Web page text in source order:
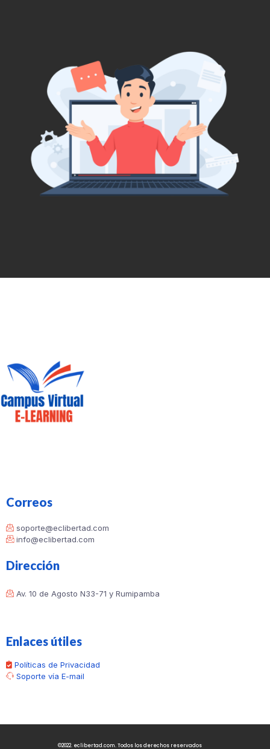
Correos
soporte@eclibertad.com
info@eclibertad.com
Dirección
Av. 10 de Agosto N33-71 y Rumipamba
Enlaces útiles
Políticas de Privacidad
Soporte vía E-mail
©2022. eclibertad.com. Todos los derechos reservados